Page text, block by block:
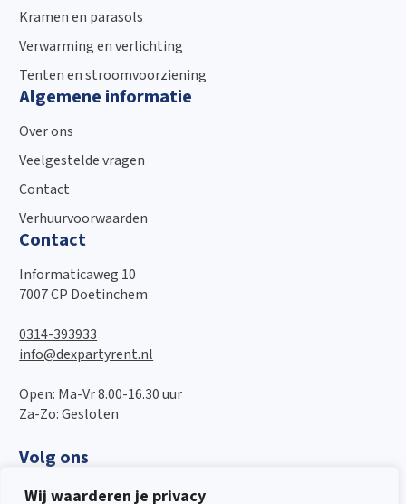
Wij waarderen je privacy
Kramen en parasols
Verwarming en verlichting
Tenten en stroomvoorziening
Algemene informatie
Over ons
Veelgestelde vragen
Contact
Verhuurvoorwaarden
Contact
Informaticaweg 10
7007 CP Doetinchem
0314-393933
info@dexpartyrent.nl
Open: Ma-Vr 8.00-16.30 uur
Za-Zo: Gesloten
Volg ons